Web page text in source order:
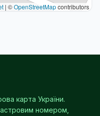
| ©OpenStreetMapcontributors
карта України.
номером,